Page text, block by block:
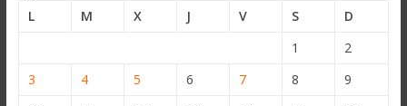
L
M X J V S
D
1
2
3
4 5 6 7 8
9